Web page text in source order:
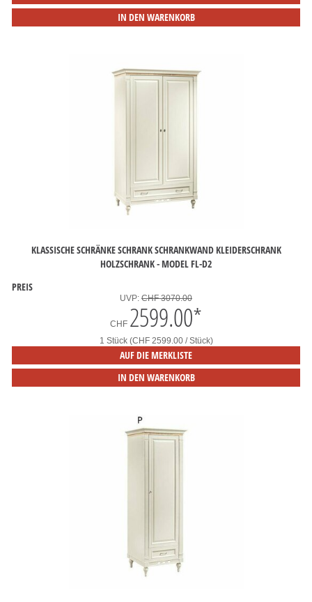
IN DEN WARENKORB
KLASSISCHE SCHRÄNKE SCHRANK SCHRANKWAND KLEIDERSCHRANK
HOLZSCHRANK - MODEL FL-D2
PREIS
UVP: CHF 3070.00
CHF 2599.00*
1 Stück (CHF 2599.00 / Stück)
AUF DIE MERKLISTE
IN DEN WARENKORB